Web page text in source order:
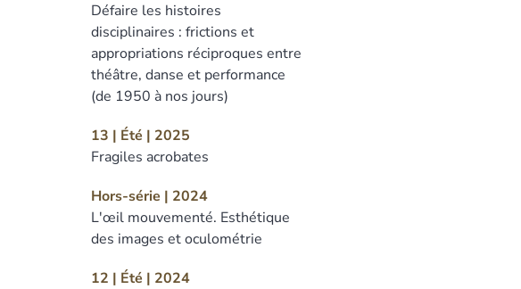
Défaire les histoires
disciplinaires : frictions et
appropriations réciproques entre
théâtre, danse et performance
(de 1950 à nos jours)
13 | Été | 2025
Fragiles acrobates
Hors-série | 2024
L'œil mouvementé. Esthétique
des images et oculométrie
12 | Été | 2024